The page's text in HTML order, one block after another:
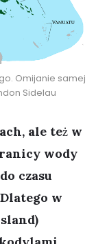
Omijanie samej
Sidelau
ale też w
wody
czasu
w